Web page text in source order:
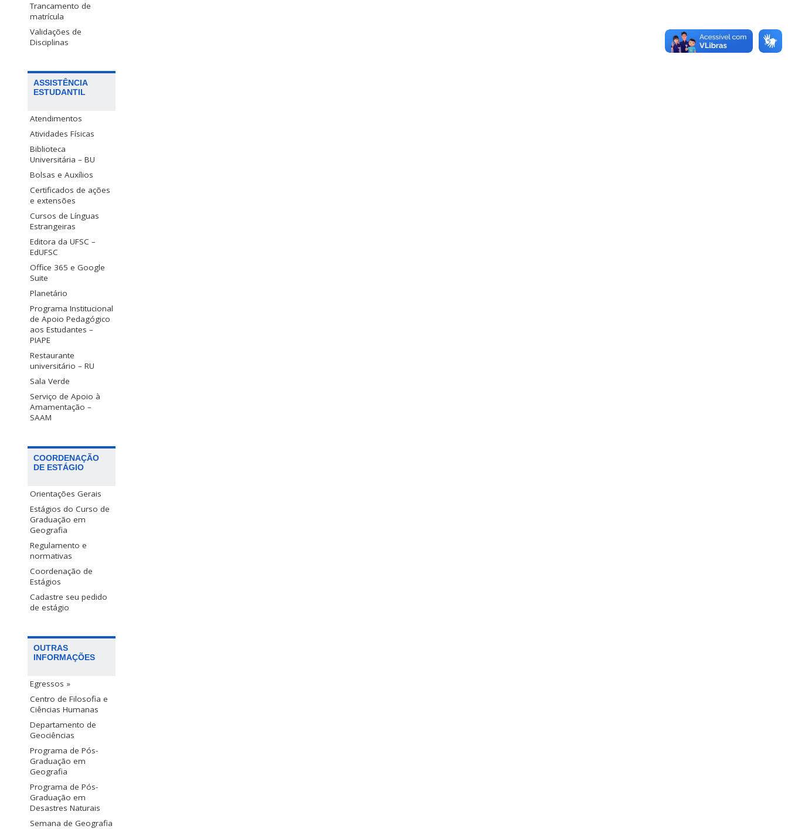
Trancamento de
matrícula
Validações de
Disciplinas
ASSISTÊNCIA
ESTUDANTIL
Atendimentos
Atividades Físicas
Biblioteca
Universitária – BU
Bolsas e Auxílios
Certificados de ações
e extensões
Cursos de Línguas
Estrangeiras
Editora da UFSC –
EdUFSC
Office 365 e Google
Suite
Planetário
Programa Institucional
de Apoio Pedagógico
aos Estudantes –
PIAPE
Restaurante
universitário – RU
Sala Verde
Serviço de Apoio à
Amamentação –
SAAM
COORDENAÇÃO
DE ESTÁGIO
Orientações Gerais
Estágios do Curso de
Graduação em
Geografia
Regulamento e
normativas
Coordenação de
Estágios
Cadastre seu pedido
de estágio
OUTRAS
INFORMAÇÕES
Egressos »
Centro de Filosofia e
Ciências Humanas
Departamento de
Geociências
Programa de Pós-
Graduação em
Geografia
Programa de Pós-
Graduação em
Desastres Naturais
Semana de Geografia